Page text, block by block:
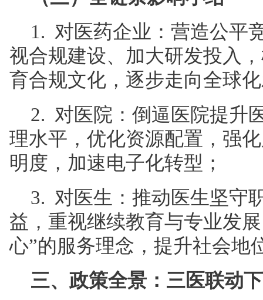
1. 对医药企业：营造公平
视合规建设、加大研发投入
育合规文化，逐步走向全球
2. 对医院：倒逼医院提升
理水平，优化资源配置，强
明度，加速电子化转型；
3. 对医生：推动医生坚守
益，重视继续教育与专业发
心”的服务理念，提升社会地
三、政策全景：三医联动